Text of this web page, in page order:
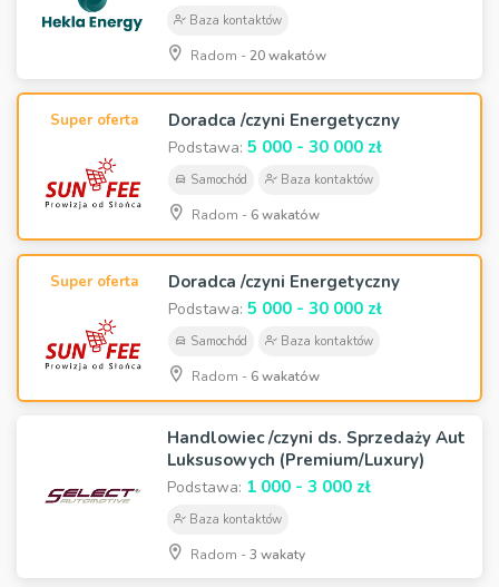
Baza kontaktów
Radom -20 wakatów
Super oferta Doradca /czyni Energetyczny
Podstawa: 5 000 - 30 000 zł
Samochód Baza kontaktów
Radom - 6 wakatów
Super oferta Doradca /czyni Energetyczny
Podstawa: 5 000 - 30 000 zł
Samochód Baza kontaktów
Radom - 6 wakatów
Handlowiec /czyni ds. Sprzedaży Aut
Luksusowych (Premium/Luxury)
Podstawa: 1 000 - 3 000 zł
Baza kontaktów
Radom -3 wakaty